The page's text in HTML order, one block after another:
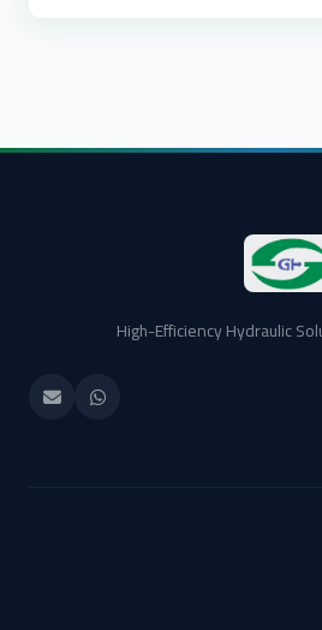
High-Efficiency Hydraulic